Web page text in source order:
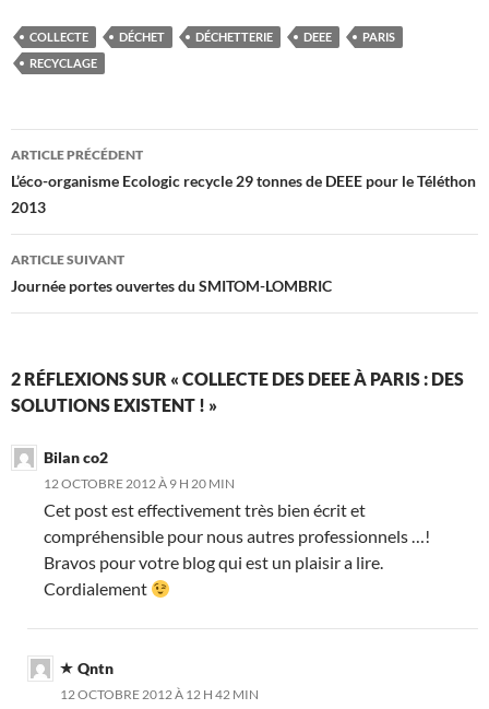
COLLECTE DÉCHET DÉCHETTERIE DEEE
PARIS
RECYCLAGE
Navigation
des
articles
ARTICLE PRÉCÉDENT
L’éco-organisme Ecologic recycle 29 tonnes de DEEE pour le Téléthon
2013
ARTICLE SUIVANT
Journée portes ouvertes du SMITOM-LOMBRIC
2 RÉFLEXIONS SUR « COLLECTE DES DEEE À PARIS : DES
SOLUTIONS EXISTENT ! »
Bilan co2
12 OCTOBRE 2012 À 9 H 20 MIN
Cet post est effectivement très bien écrit et
compréhensible pour nous autres professionnels …!
Bravos pour votre blog qui est un plaisir a lire.
Cordialement
Qntn
12 OCTOBRE 2012 À 12 H 42 MIN